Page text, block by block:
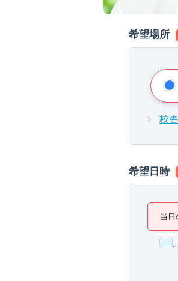
希望場所
校
希望日時
当日